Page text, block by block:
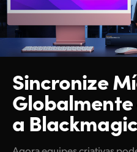
Sincronize
a